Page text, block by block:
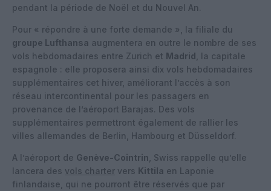
pendant la période de Noël et du Nouvel An.
Pour « répondre à une forte demande », la filiale du
groupe Lufthansa augmentera en outre le nombre de ses
vols hebdomadaires entre Zurich et Madrid , la capitale
espagnole : elle proposera ainsi dix vols hebdomadaires
supplémentaires cet hiver, améliorant l’accès à son
réseau intercontinental pour les passagers en
provenance de l’aéroport Barajas. Des vols
supplémentaires permettront également de rallier les
villes allemandes de Berlin, Hambourg et Düsseldorf.
A l’aéroport de Genève-Cointrin , Swiss rappelle qu’elle
lancera des vols charter vers Kittila en Laponie
finlandaise, qui ne pourront être réservés que par